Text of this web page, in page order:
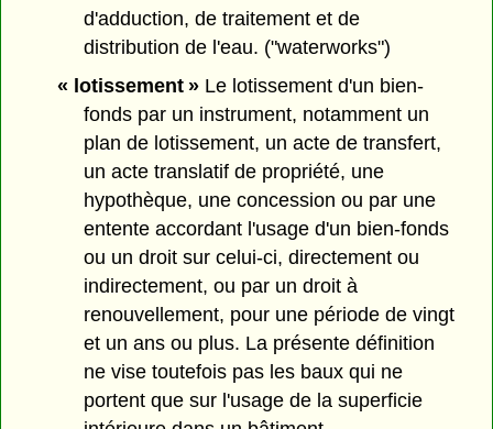
d'adduction, de traitement et de
distribution de l'eau. ("waterworks")
« lotissement »Le lotissement d'un bien-
fonds par un instrument, notamment un
plan de lotissement, un acte de transfert,
un acte translatif de propriété, une
hypothèque, une concession ou par une
entente accordant l'usage d'un bien-fonds
ou un droit sur celui-ci, directement ou
indirectement, ou par un droit à
renouvellement, pour une période de vingt
et un ans ou plus. La présente définition
ne vise toutefois pas les baux qui ne
portent que sur l'usage de la superficie